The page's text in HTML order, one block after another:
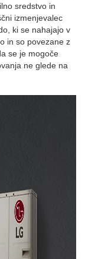
sredstvo in
izmenjevalec
ki se nahajajo v
in so povezane z
se je mogoče
ne glede na